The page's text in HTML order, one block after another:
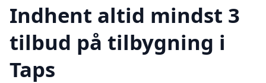
Indhent altid mindst 3
tilbud på tilbygning i
Taps